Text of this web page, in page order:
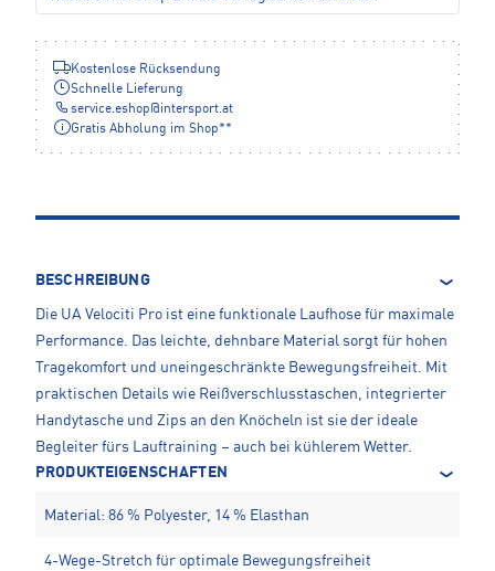
Kostenlose Rücksendung
Schnelle Lieferung
service.eshop@intersport.at
Gratis Abholung im Shop**
BESCHREIBUNG
Die UA Velociti Pro ist eine funktionale Laufhose für maximale
Performance. Das leichte, dehnbare Material sorgt für hohen
Tragekomfort und uneingeschränkte Bewegungsfreiheit. Mit
praktischen Details wie Reißverschlusstaschen, integrierter
Handytasche und Zips an den Knöcheln ist sie der ideale
Begleiter fürs Lauftraining – auch bei kühlerem Wetter.
PRODUKTEIGENSCHAFTEN
Material: 86 % Polyester, 14 % Elasthan
4-Wege-Stretch für optimale Bewegungsfreiheit